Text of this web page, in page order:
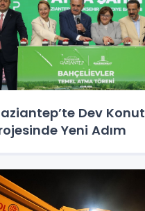
Dev Konut
Yeni Adım